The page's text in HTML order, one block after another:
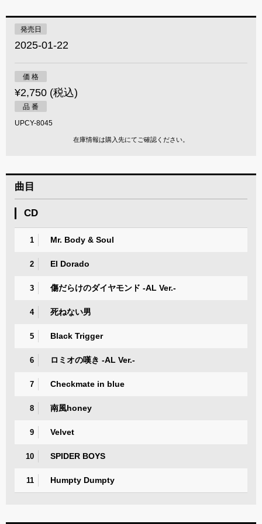
発売日
2025-01-22
価 格
¥2,750 (税込)
品 番
UPCY-8045
在庫情報は購入先にてご確認ください。
曲目
CD
1 Mr. Body & Soul
2 El Dorado
3 傷だらけのダイヤモンド -AL Ver.-
4 死ねない男
5 Black Trigger
6 ロミオの嘆き -AL Ver.-
7 Checkmate in blue
8 南風honey
9 Velvet
10 SPIDER BOYS
11 Humpty Dumpty